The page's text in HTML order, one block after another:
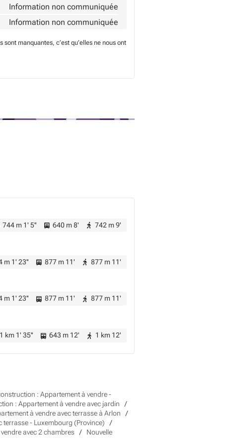
Information non communiquée
Information non communiquée
manquantes, c’est qu’elles ne nous ont
744 m 1' 5'' 640 m 8' 742 m 9'
m 1' 23'' 877 m 11' 877 m 11'
m 1' 23'' 877 m 11' 877 m 11'
km 1' 35'' 643 m 12' 1 km 12'
: Appartement à vendre -
: Appartement à vendre avec jardin
à vendre avec terrasse à Arlon
terrasse - Luxembourg (Province)
avec 2 chambres
Nouvelle